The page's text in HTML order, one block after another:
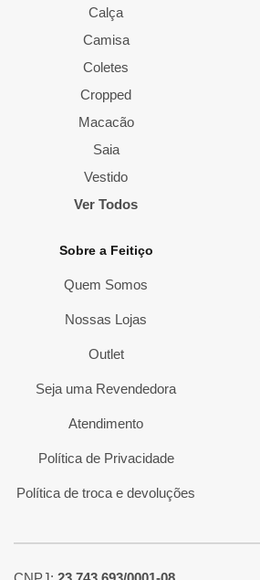
Calça
Camisa
Coletes
Cropped
Macacão
Saia
Vestido
Ver Todos
Sobre a Feitiço
Quem Somos
Nossas Lojas
Outlet
Seja uma Revendedora
Atendimento
Política de Privacidade
Política de troca e devoluções